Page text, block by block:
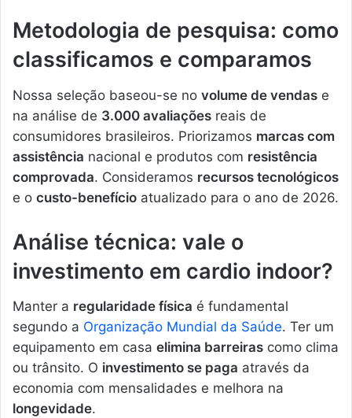
Metodologia de pesquisa: como
classificamos e comparamos
Nossa seleção baseou-se no volume de vendas e
na análise de 3.000 avaliações reais de
consumidores brasileiros. Priorizamos marcas com
assistência nacional e produtos com resistência
comprovada. Consideramos recursos tecnológicos
e o custo-benefício atualizado para o ano de 2026.
Análise técnica: vale o
investimento em cardio indoor?
Manter a regularidade física é fundamental
segundo a Organização Mundial da Saúde. Ter um
equipamento em casa elimina barreiras como clima
ou trânsito. O investimento se paga através da
economia com mensalidades e melhora na
longevidade.